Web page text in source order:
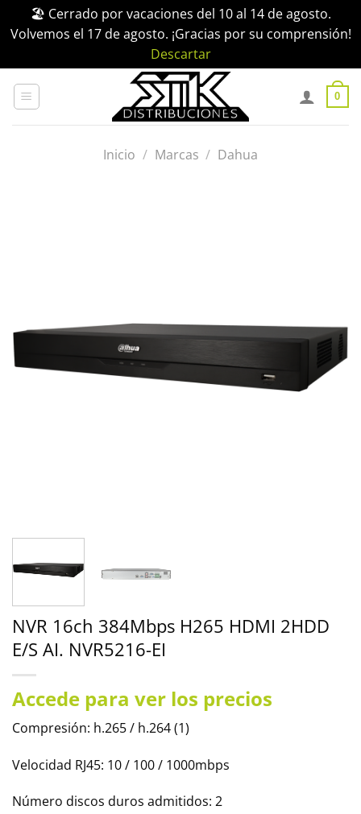
🏖️ Cerrado por vacaciones del 10 al 14 de agosto.
Volvemos el 17 de agosto. ¡Gracias por su comprensión!
Descartar
0
Inicio / Marcas / Dahua
NVR 16ch 384Mbps H265 HDMI 2HDD
E/S AI. NVR5216-EI
Accede para ver los precios
Compresión: h.265 / h.264 (1)
Velocidad RJ45: 10 / 100 / 1000mbps
Número discos duros admitidos: 2